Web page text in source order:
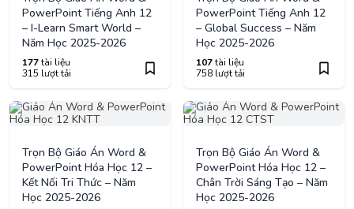
PowerPoint Tiếng Anh 12
– I-Learn Smart World –
Năm Học 2025-2026
177tài liệu
315 lượt tải
PowerPoint Tiếng Anh 12
– Global Success – Năm
Học 2025-2026
107tài liệu
758 lượt tải
Trọn Bộ Giáo Án Word &
PowerPoint Hóa Học 12 –
Kết Nối Tri Thức – Năm
Học 2025-2026
Trọn Bộ Giáo Án Word &
PowerPoint Hóa Học 12 –
Chân Trời Sáng Tạo – Năm
Học 2025-2026